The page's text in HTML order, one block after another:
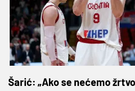
Šarić: „Ako se nećemo